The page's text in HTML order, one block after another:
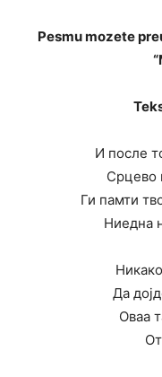
Pesmu mozete
И после
Срцево
Ги памти
Ниедна
Да
Оваа